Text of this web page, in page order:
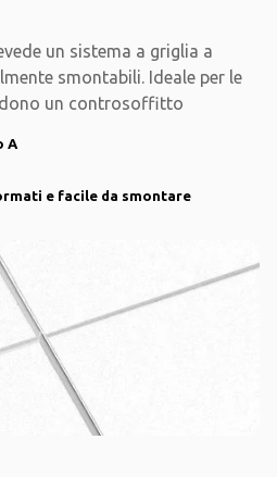
un sistema a griglia a
smontabili. Ideale per le
un controsoffitto
A
e facile da smontare